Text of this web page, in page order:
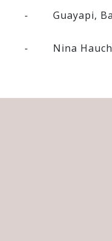
- Guayapi,
- Nina